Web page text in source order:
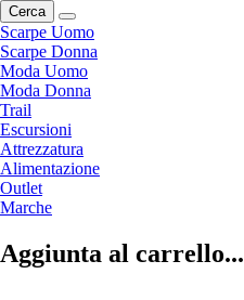
Cerca
Scarpe Uomo
Scarpe Donna
Moda Uomo
Moda Donna
Trail
Escursioni
Attrezzatura
Alimentazione
Outlet
Marche
Aggiunta al carrello...